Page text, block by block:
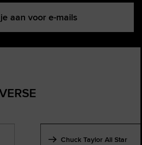
aan voor e-mails
Chuck Taylor All Star